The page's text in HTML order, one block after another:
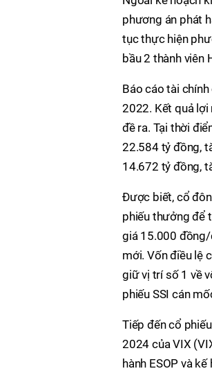
phương án phát
tục thực hiện
bầu 2 thành viên
Báo cáo tài
2022. Kết quả lợi
đề ra. Tại thời
22.584 tỷ đồng,
14.672 tỷ đồng,
Được biết, cổ
phiếu thưởng để
giá 15.000 đồng/
mới. Vốn điều lệ
giữ vị trí số 1 về
phiếu SSI cán
Tiếp đến cổ
2024 của VIX
hành ESOP và